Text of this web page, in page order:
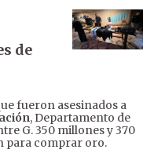
de
fueron asesinados a
, Departamento de
G. 350 millones y 370
para comprar oro.